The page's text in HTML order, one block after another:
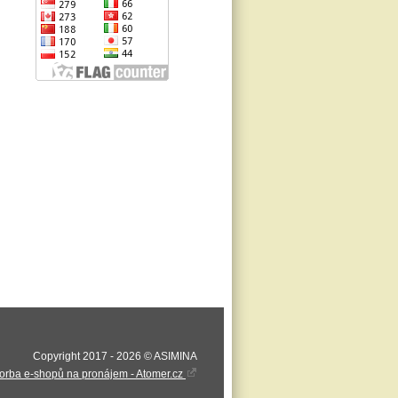
Copyright 2017 - 2026 © ASIMINA
e-shopů na pronájem - Atomer.cz